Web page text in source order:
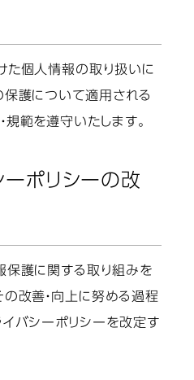
た個人情報の取り扱いに
保護について適用される
範を遵守いたします。
ポリシーの改
保護に関する取り組みを
改善・向上に努める過程
バシーポリシーを改定す